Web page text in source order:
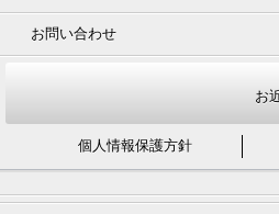
お問い合わせ
お
個人情報保護方針